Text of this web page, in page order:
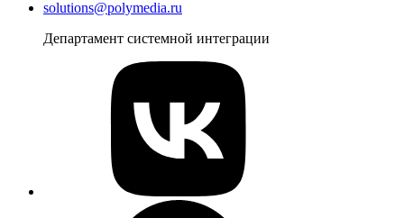
solutions@polymedia.ru
Департамент системной интеграции